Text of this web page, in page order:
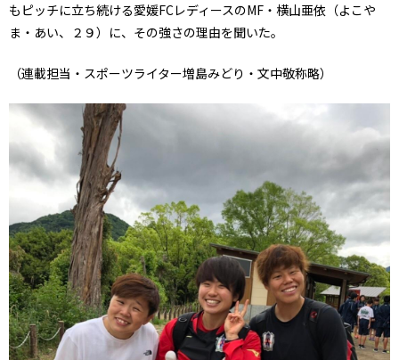
もピッチに立ち続ける愛媛FCレディースのMF・横山亜依（よこや
ま・あい、２９）に、その強さの理由を聞いた。
（連載担当・スポーツライター増島みどり・文中敬称略）